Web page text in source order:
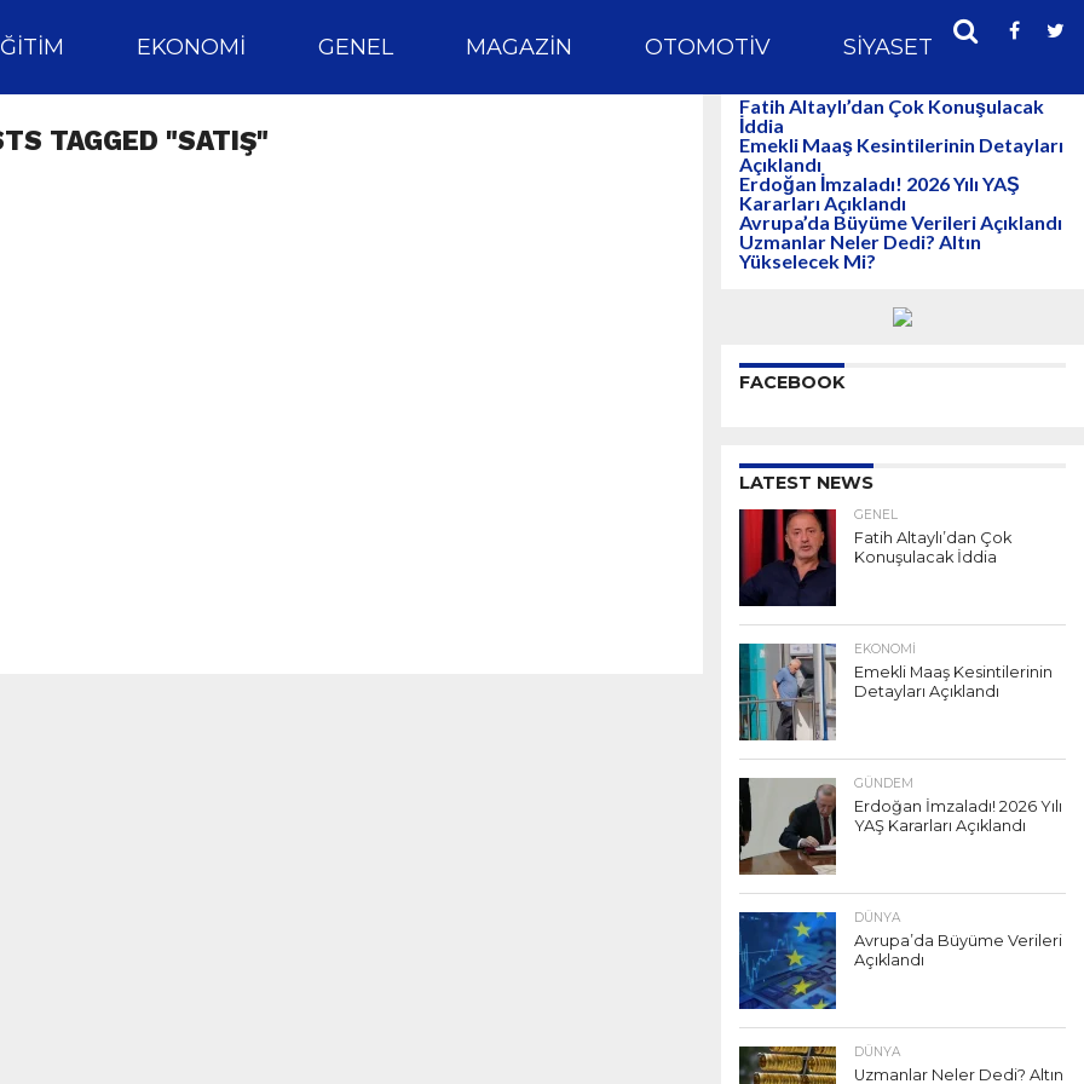
EKONOMI GENEL MAGAZIN OTOMOTIV SIYASET SPOR
TAGGED "SATIŞ"
Fatih Altaylı’dan Çok Konuşulacak
İddia
Emekli Maaş Kesintilerinin Detayları
Açıklandı
Erdoğan İmzaladı! 2026 Yılı YAŞ
Kararları Açıklandı
Avrupa’da Büyüme Verileri Açıklandı
Uzmanlar Neler Dedi? Altın
Yükselecek Mi?
FACEBOOK
LATEST NEWS
GENEL
Fatih Altaylı’dan Çok
Konuşulacak İddia
EKONOMI
Emekli Maaş Kesintilerinin
Detayları Açıklandı
GÜNDEM
Erdoğan İmzaladı! 2026 Yılı
YAŞ Kararları Açıklandı
DÜNYA
Avrupa’da Büyüme Verileri
Açıklandı
DÜNYA
Uzmanlar Neler Dedi? Altın